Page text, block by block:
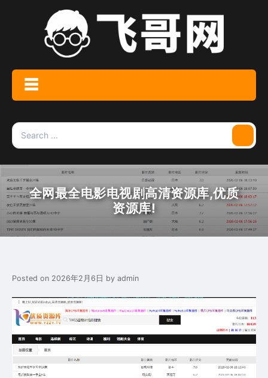
Menu
☰
Search
for:
全网最全电影电视剧高清资源库,优质
资源库!
Posted on 2026年2月6日 by admin